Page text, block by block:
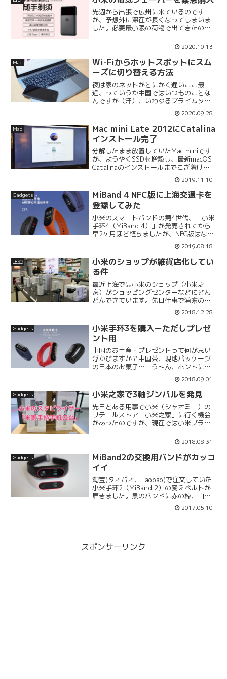
先週から出張で広州に来ているのです
が、予想外に滞在が長くなってしまいま
した。必要最小限の荷物で出てきたの
ことにしました。数ある電気シェーバー
いうと、広州のような大都市だ...
2020.10.13
Mac
Wi-Fiからホットスポットにスム
ーズに切り替える方法
夜は家のネットがとにかく遅いここ最
近、っていうか中国ではいつものことな
んですが（汗）、いわゆるプライムタイ
ム、特に夜の8時くらいから家のネットが
めちゃくちゃ遅くなります。20時、21
時、22時など正時付近、あと○時30分な
ど定時刻に遅くなる...
2020.09.28
Mac
Mac mini Late 2012にCatalina
インストール完了
分解したまま放置していたMac miniです
が、ようやくSSDを増設し、最新macOS
Catalinaのインストールまでこぎ着けま
した。事前にMacBookの方でCatalinaを
ダウンロードし、USBインストーラーを
作成していたので、M...
2019.11.10
Gadgets
MiBand 4 NFC版に上海交通卡を
登録してみた
小米のスマートバンドの第4世代、「小米
手环4（MiBand 4）」が発売されてから
早2ヶ月ほど経ちましたが、NFC版はなか
なか入手できない状態が続いていまし
た。最近になって、ようやく小米のサイ
トから普通に購入できるようになり、わ
たしも2週間...
2019.08.18
上海
小米のショップが雑貨店化してい
る件
最近上海では小米のショップ（小米之
家）がショッピングセンターなどにどん
どんできています。先日仕事で浦东の八
佰伴（ヤオハン）近くに立ち寄った際、
以前「百脑汇」があった電脳城がリニュ
ーアルしていたので入ってみたら、1階に
小米の直営店ができていま...
2018.12.28
Gadgets
小米手环3を購入ーただしプレゼ
ント用
中国のお土産・プレゼントって何が思い
浮かびますか？中国茶、現地パッケージ
の日本のお菓子……う〜ん、ホントに適
当なお土産って無いんだなぁ（笑）小米
手环（MiBand）はお土産・プレゼントに
最適この度知り合いが上海を離れること
になり、何か良いお...
2018.09.01
Gadgets 小米之家で3軸ジンバルを発見
先日とある用事で小米（シャオミー）の
リテールストア「小米之家」に行く機会
があったのですが、現在では小米ブラン
されているんですね、知りませんでし
ラウドファウンディング）で...
2018.08.31
Gadgets
MiBand2の交換用バンドがカッコ
イイ
淘宝(タオバオ、Taobao)で注文していた
小米手环2（MiBand 2）の変えベルトが
届きました。黒のバンドに赤の枠、白の
バンドに赤の枠の2バージョンです。 ど
ちらも赤が差し色になっていてカッコイ
2017.05.10
スポンサーリンク